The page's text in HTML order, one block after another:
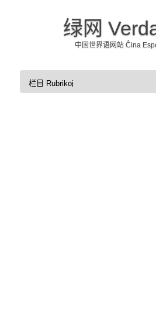
绿网
中国世界语网站 Ĉina
Skip to content